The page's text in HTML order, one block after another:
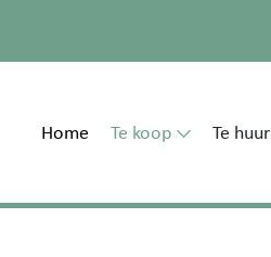
Home Te koop Te huur